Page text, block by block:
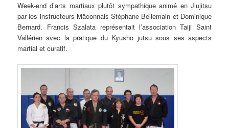
Week-end d’arts martiaux plutôt sympathique animé en Jiujitsu
par les instructeurs Mâconnais Stéphane Bellemain et Dominique
Bernard. Francis Szalata représentait l’association Taiji Saint
Vallérien avec la pratique du Kyusho jutsu sous ses aspects
martial et curatif.